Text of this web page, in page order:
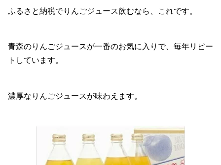
ふるさと納税でりんごジュース飲むなら、これです。
青森のりんごジュースが一番のお気に入りで、毎年リピー
トしています。
濃厚なりんごジュースが味わえます。